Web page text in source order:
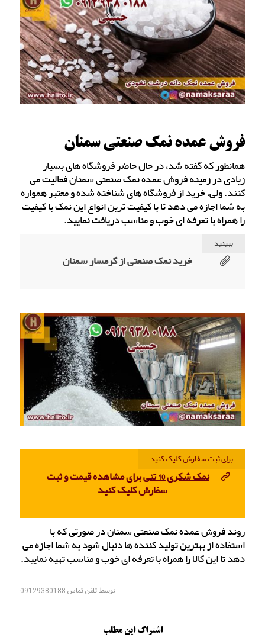
فروش عمده نمک صنعتی سمنان
همانطور که گفته شد، در حال حاضر فروشگاه های بسیار
زیادی در زمینه فروش عمده نمک صنعتی سمنان فعالیت می
کنند. ولی، خرید از فروشگاه های شناخته شده و معتبر همواره
به شما اجازه می دهد تا با کیفیت ترین انواع این نمک با کیفیت
را همراه با تعرفه ای خوب و مناسب دریافت نمایید.
ببینید
خرید نمک صنعتی از گرمسار سمنان
برای ثبت سفارش کلیک کنید
نمک شکری 10 تنی
برای مشاهده قیمت و ثبت
سفارش کلیک کنید
روند فروش عمده نمک صنعتی سمنان در صورتی که با
استفاده از بهترین تولید کننده ها دنبال شود به شما اجازه می
دهد تا این کالا را همراه با تعرفه ای خوب و مناسب تهیه نمایید.
توسطتلفن تماس 09129380188
اشتراک این مطلب